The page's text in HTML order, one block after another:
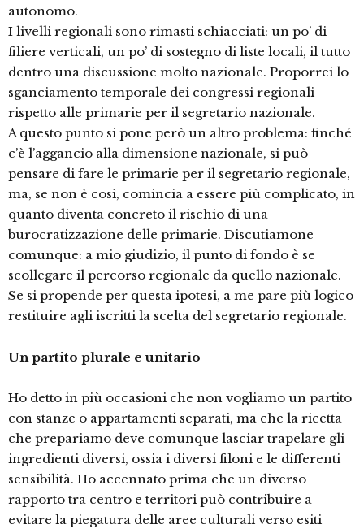
autonomo.
I livelli regionali sono rimasti schiacciati: un po’ di
filiere verticali, un po’ di sostegno di liste locali, il tutto
dentro una discussione molto nazionale. Proporrei lo
sganciamento temporale dei congressi regionali
rispetto alle primarie per il segretario nazionale.
A questo punto si pone però un altro problema: finché
c’è l’aggancio alla dimensione nazionale, si può
pensare di fare le primarie per il segretario regionale,
ma, se non è così, comincia a essere più complicato, in
quanto diventa concreto il rischio di una
burocratizzazione delle primarie. Discutiamone
comunque: a mio giudizio, il punto di fondo è se
scollegare il percorso regionale da quello nazionale.
Se si propende per questa ipotesi, a me pare più logico
restituire agli iscritti la scelta del segretario regionale.
Un partito plurale e unitario
Ho detto in più occasioni che non vogliamo un partito
con stanze o appartamenti separati, ma che la ricetta
che prepariamo deve comunque lasciar trapelare gli
ingredienti diversi, ossia i diversi filoni e le differenti
sensibilità. Ho accennato prima che un diverso
rapporto tra centro e territori può contribuire a
evitare la piegatura delle aree culturali verso esiti